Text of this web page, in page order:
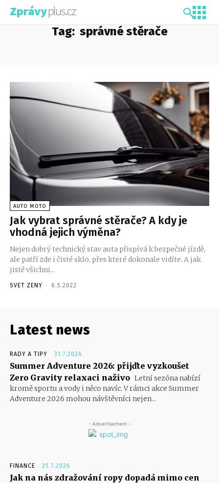
Zprávyplus.cz
Tag: správné stěrače
AUTO MOTO
Jak vybrat správné stěrače? A kdy je
vhodná jejich výměna?
Nejen dobrý technický stav auta přispívá k bezpečné jízdě,
ale patří zde i čisté sklo, přes které dokonale vidíte. A jak
jistě všichni...
SVET ZENY - 6.5.2022
Latest news
RADY A TIPY 31.7.2026
Summer Adventure 2026: přijďte vyzkoušet
Zero Gravity relaxaci naživo Letní sezóna nabízí
kromě sportu a vody i něco navíc. V rámci akce Summer
Adventure 2026 mohou návštěvníci nejen...
- Advertisement -
FINANCE 25.7.2026
Jak na nás zdražování ropy dopadá mimo cen